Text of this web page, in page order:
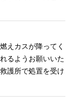
えカスが降ってく
るようお願いいた
護所で処置を受け